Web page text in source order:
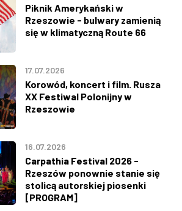
Piknik Amerykański w
Rzeszowie - bulwary zamienią
się w klimatyczną Route 66
17.07.2026
Korowód, koncert i film. Rusza
XX Festiwal Polonijny w
Rzeszowie
16.07.2026
Carpathia Festival 2026 -
Rzeszów ponownie stanie się
stolicą autorskiej piosenki
[PROGRAM]